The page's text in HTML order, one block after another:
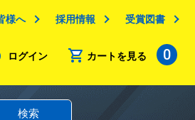
様へ 採用情報 受賞図書
ログイン カートを見る 0
検索